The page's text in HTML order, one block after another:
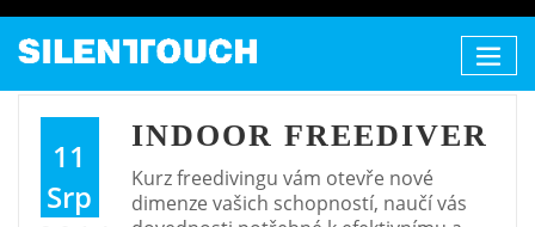
11
Srp
INDOOR FREEDIVER
Kurz freedivingu vám otevře nové
dimenze vašich schopností, naučí vás